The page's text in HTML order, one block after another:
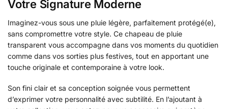
Votre Signature Moderne
Imaginez-vous sous une pluie légère, parfaitement protégé(e),
sans compromettre votre style. Ce chapeau de pluie
transparent vous accompagne dans vos moments du quotidien
comme dans vos sorties plus festives, tout en apportant une
touche originale et contemporaine à votre look.
Son fini clair et sa conception soignée vous permettent
d’exprimer votre personnalité avec subtilité. En l’ajoutant à